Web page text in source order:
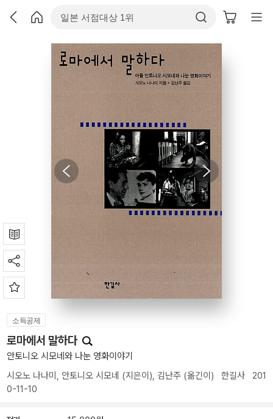
소득공제
로마에서 말하다
안토니오 시모네와 나눈 영화이야기
시오노 나나미 , 안토니오 시모네 (지은이), 김난주 (옮긴이) 한길사 201
0-11-10